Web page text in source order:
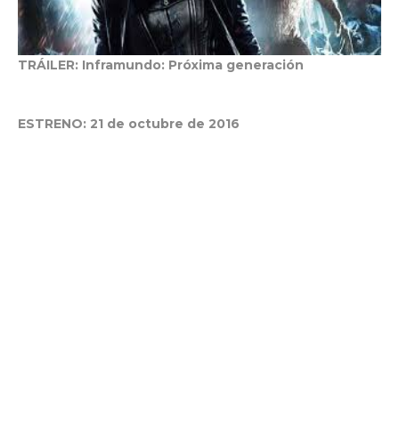
TRÁILER: Inframundo: Próxima generación
ESTRENO: 21 de octubre de 2016